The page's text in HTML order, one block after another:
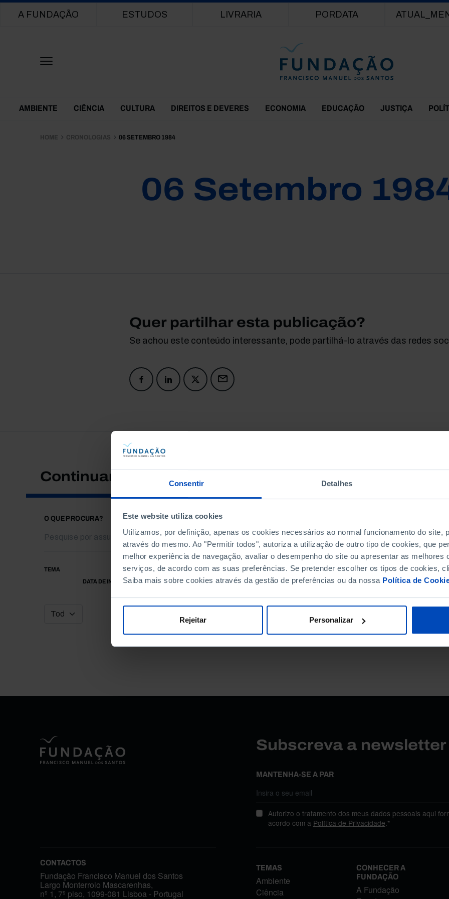
Consentir Detalhes
Este website utiliza cookies
Utilizamos, por definição, apenas os cookies necessários ao normal funcionamento do site,
através do mesmo. Ao "Permitir todos", autoriza a utilização de outro tipo de cookies, que
melhor experiência de navegação, avaliar o desempenho do site ou apresentar as melhores
serviços, de acordo com as suas preferências. Se pretender escolher os tipos de cookies,
Saiba mais sobre cookies através da gestão de preferências ou da nossa Política de
Rejeitar Personalizar
Main navigation
A FUNDAÇÃO ESTUDOS LIVRARIA PORDATA
Themes Menu
AMBIENTE CIÊNCIA CULTURA DIREITOS E DEVERES ECONOMIA EDUCAÇÃO JUSTIÇA
HOME CRONOLOGIAS 06 SETEMBRO 1984
06 Setembro
Quer partilhar esta publicação?
Se achou este conteúdo interessante, pode partilhá-lo através das redes
Continuar a pesquisar
O QUE PROCURA?
TEMA
DATA DE INÍCIO
DATA DE FIM
Subscreva a
MANTENHA-SE A PAR
Autorizo o tratamento dos meus dados pessoais aqui
acordo com a Política de Privacidade.*
CONTACTOS
Fundação Francisco Manuel dos Santos
Largo Monterroio Mascarenhas,
nº 1, 7º piso, 1099-081 Lisboa - Portugal
TEMAS
Ambiente
Ciência
CONHECER A
FUNDAÇÃO
A Fundação